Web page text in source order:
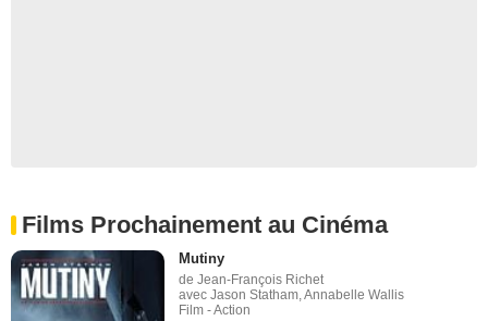
Films Prochainement au Cinéma
Mutiny
de Jean-François Richet
avec Jason Statham, Annabelle Wallis
Film - Action